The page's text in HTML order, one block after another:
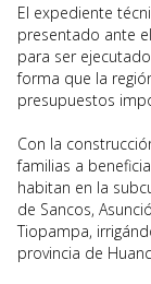
El expediente
presentado ante
para ser
forma que la
presupuestos
Con la
familias a
habitan en la
de Sancos,
Tiopampa,
provincia de